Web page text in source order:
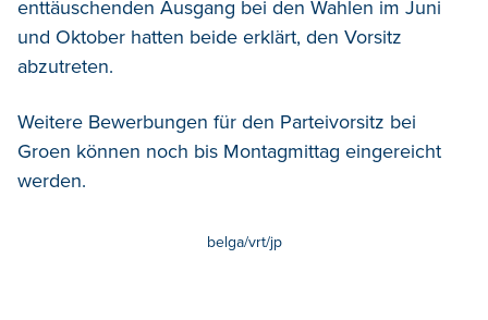
enttäuschenden Ausgang bei den Wahlen im Juni
und Oktober hatten beide erklärt, den Vorsitz
abzutreten.
Weitere Bewerbungen für den Parteivorsitz bei
Groen können noch bis Montagmittag eingereicht
werden.
belga/vrt/jp